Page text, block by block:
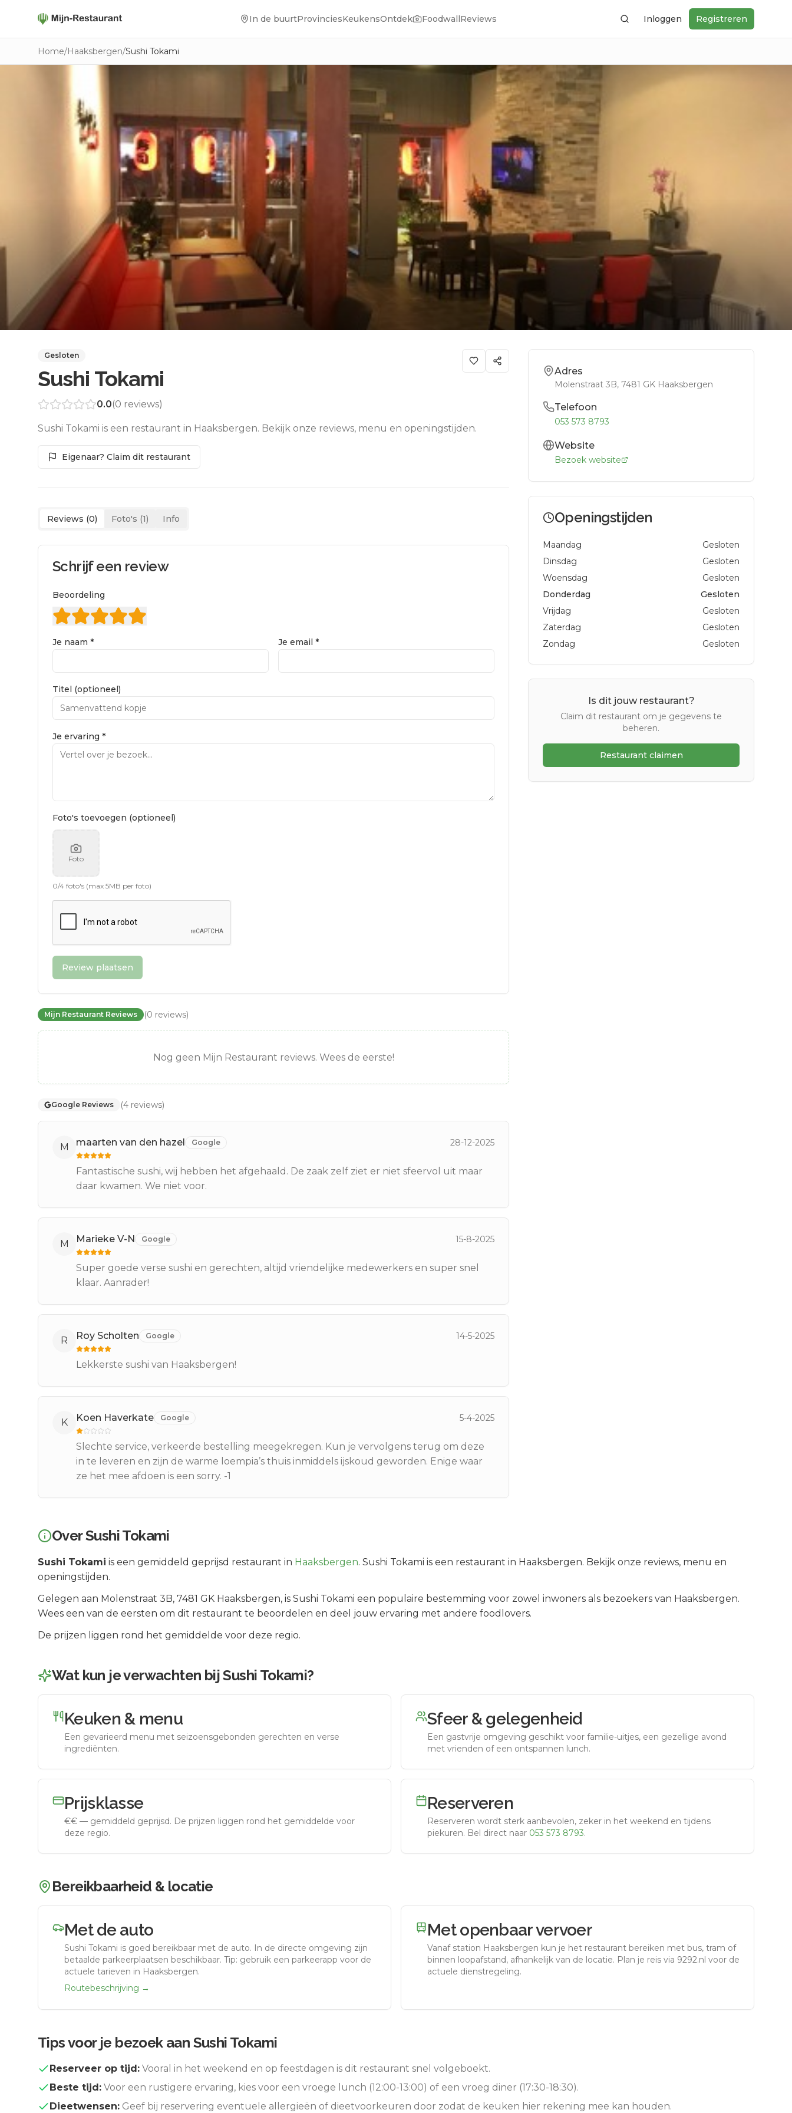
In de buurtProvinciesKeukensOntdek FoodwallReviews ZoekenInloggen Registreren
Home/Haaksbergen/Sushi Tokami
Gesloten
Sushi Tokami
0.0(0 reviews)
Sushi Tokami is een restaurant in Haaksbergen. Bekijk onze reviews, menu en openingstijden.
Eigenaar? Claim dit restaurant
Reviews (0) Foto's (1) Info
Schrijf een review
Beoordeling
Je naam * Je email *
Titel (optioneel)
Je ervaring *
Foto's toevoegen (optioneel)
Foto
0/4 foto's (max 5MB per foto)
Review plaatsen
Mijn Restaurant Reviews (0 reviews)
Nog geen Mijn Restaurant reviews. Wees de eerste!
Google Reviews (4 reviews)
M maarten van den hazel Google 28-12-2025
Fantastische sushi, wij hebben het afgehaald. De zaak zelf ziet er niet sfeervol uit maar
daar kwamen. We niet voor.
M Marieke V-N Google 15-8-2025
Super goede verse sushi en gerechten, altijd vriendelijke medewerkers en super snel
klaar. Aanrader!
R Roy Scholten Google 14-5-2025
Lekkerste sushi van Haaksbergen!
K Koen Haverkate Google 5-4-2025
Slechte service, verkeerde bestelling meegekregen. Kun je vervolgens terug om deze
in te leveren en zijn de warme loempia’s thuis inmiddels ijskoud geworden. Enige waar
ze het mee afdoen is een sorry. -1
Adres
Molenstraat 3B, 7481 GK Haaksbergen
Telefoon
053 573 8793
Website
Bezoek website
Openingstijden
Maandag
Gesloten
Dinsdag
Gesloten
Woensdag
Gesloten
Donderdag
Gesloten
Vrijdag
Gesloten
Zaterdag
Gesloten
Zondag
Gesloten
Is dit jouw restaurant?
Claim dit restaurant om je gegevens te
beheren.
Restaurant claimen
OverSushi Tokami
Sushi Tokami is een gemiddeld geprijsd restaurant in Haaksbergen. Sushi Tokami is een restaurant in Haaksbergen. Bekijk onze reviews, menu en
openingstijden.
Gelegen aan Molenstraat 3B, 7481 GK Haaksbergen, is Sushi Tokami een populaire bestemming voor zowel inwoners als bezoekers van Haaksbergen.
Wees een van de eersten om dit restaurant te beoordelen en deel jouw ervaring met andere foodlovers.
De prijzen liggen rond het gemiddelde voor deze regio.
Wat kun je verwachten bijSushi Tokami?
Keuken & menu
Een gevarieerd menu met seizoensgebonden gerechten en verse
ingrediënten.
Sfeer & gelegenheid
Een gastvrije omgeving geschikt voor familie-uitjes, een gezellige avond
met vrienden of een ontspannen lunch.
Prijsklasse
€€ — gemiddeld geprijsd. De prijzen liggen rond het gemiddelde voor
deze regio.
Reserveren
Reserveren wordt sterk aanbevolen, zeker in het weekend en tijdens
piekuren. Bel direct naar 053 573 8793.
Bereikbaarheid & locatie
Met de auto
Sushi Tokami is goed bereikbaar met de auto. In de directe omgeving zijn
betaalde parkeerplaatsen beschikbaar. Tip: gebruik een parkeerapp voor de
actuele tarieven in Haaksbergen.
Routebeschrijving →
Met openbaar vervoer
Vanaf station Haaksbergen kun je het restaurant bereiken met bus, tram of
binnen loopafstand, afhankelijk van de locatie. Plan je reis via 9292.nl voor de
actuele dienstregeling.
Tips voor je bezoek aan Sushi Tokami
Reserveer op tijd: Vooral in het weekend en op feestdagen is dit restaurant snel volgeboekt.
Beste tijd: Voor een rustigere ervaring, kies voor een vroege lunch (12:00-13:00) of een vroeg diner (17:30-18:30).
Dieetwensen: Geef bij reservering eventuele allergieën of dieetvoorkeuren door zodat de keuken hier rekening mee kan houden.